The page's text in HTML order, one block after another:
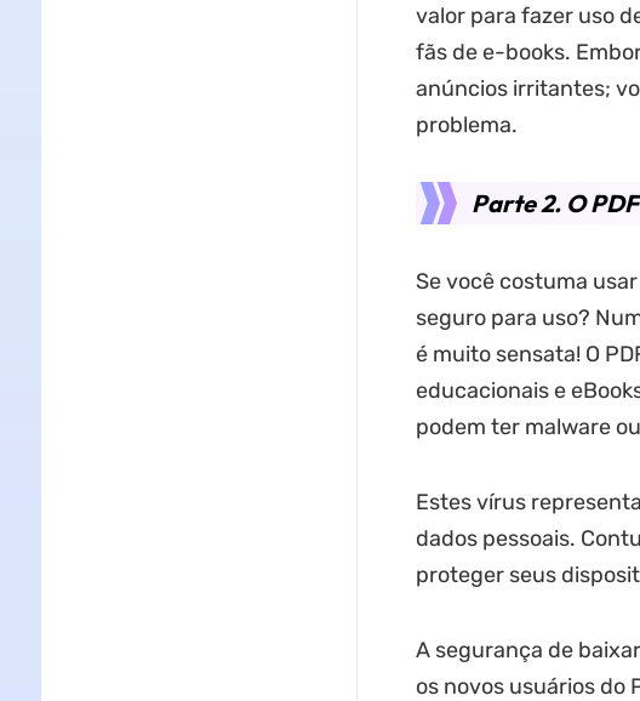
valor para fazer uso
fãs de e-books.
anúncios irritantes;
problema.
Parte 2. O
Se você costuma
seguro para uso?
é muito sensata! O
educacionais e
podem ter malware
Estes vírus
dados pessoais.
proteger seus
A segurança de
os novos usuários do